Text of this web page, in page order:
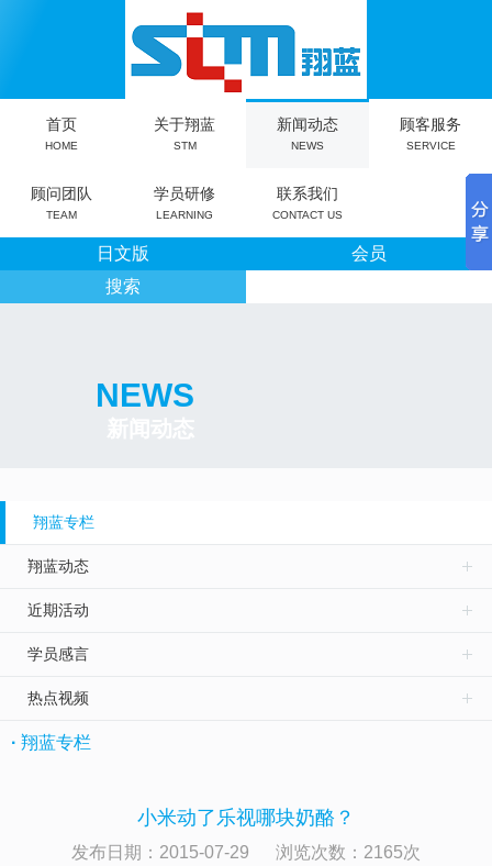
首页
HOME
关于翔蓝
STM
新闻动态
NEWS
顾客服务
SERVICE
顾问团队
TEAM
学员研修
LEARNING
联系我们
CONTACT US
日文版
会员
搜索
NEWS
翔蓝专栏
翔蓝动态
近期活动
学员感言
热点视频
· 翔蓝专栏
小米动了乐视哪块奶酪？
发布日期：2015-07-29 浏览次数： 2165次